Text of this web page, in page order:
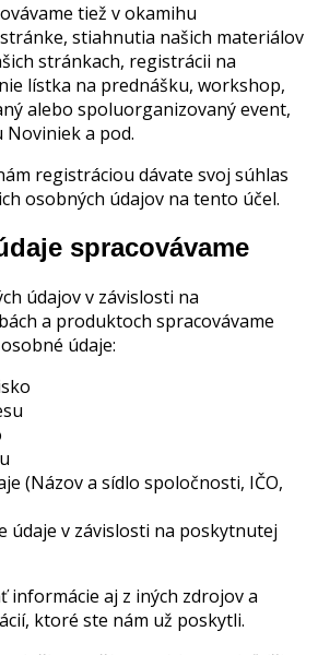
tiež v okamihu
stiahnutia našich materiálov
stránkach, registrácii na
lístka na prednášku, workshop,
alebo spoluorganizovaný event,
a pod.
registráciou dávate svoj súhlas
osobných údajov na tento účel.
spracovávame
údajov v závislosti na
a produktoch spracovávame
údaje:
(Názov a sídlo spoločnosti, IČO,
údaje v závislosti na poskytnutej
informácie aj z iných zdrojov a
ktoré ste nám už poskytli.